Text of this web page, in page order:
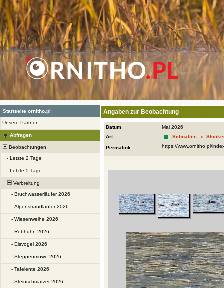
Startseite ornitho.pl
Unsere Partner
Abfragen
Beobachtungen
- Letzte 2 Tage
- Letzte 5 Tage
Verbreitung
- Bruchwasserläufer 2026
- Alpenstrandläufer 2026
- Wiesenweihe 2026
- Rebhuhn 2026
- Eisvogel 2026
- Steppenmöwe 2026
- Tafelente 2026
- Steinschmätzer 2026
Angaben zur Beobachtung
Datum
Mai 2026
Art
Schnatter-
Permalink